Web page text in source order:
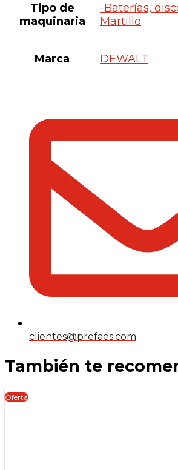
Tipo de
maquinaria
-Baterías,
Martillo
Marca DEWALT
clientes@prefaes.com
También te
Oferta